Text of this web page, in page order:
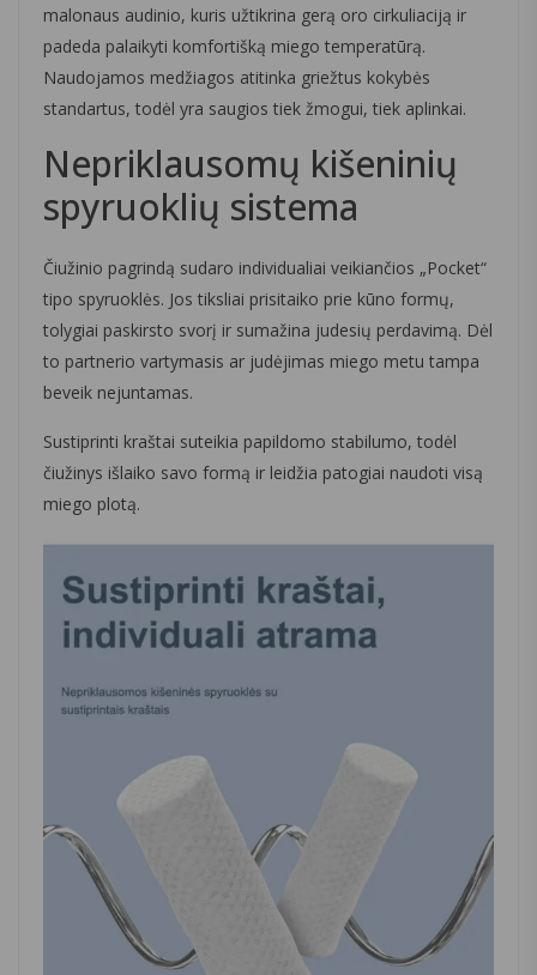
malonaus audinio, kuris užtikrina gerą oro cirkuliaciją ir
padeda palaikyti komfortišką miego temperatūrą.
Naudojamos medžiagos atitinka griežtus kokybės
standartus, todėl yra saugios tiek žmogui, tiek aplinkai.
Nepriklausomų kišeninių
spyruoklių sistema
Čiužinio pagrindą sudaro individualiai veikiančios „Pocket“
tipo spyruoklės. Jos tiksliai prisitaiko prie kūno formų,
tolygiai paskirsto svorį ir sumažina judesių perdavimą. Dėl
to partnerio vartymasis ar judėjimas miego metu tampa
beveik nejuntamas.
Sustiprinti kraštai suteikia papildomo stabilumo, todėl
čiužinys išlaiko savo formą ir leidžia patogiai naudoti visą
miego plotą.